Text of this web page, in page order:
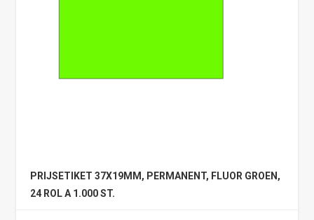
PRIJSETIKET 37X19MM, PERMANENT, FLUOR GROEN,
24 ROL A 1.000 ST.